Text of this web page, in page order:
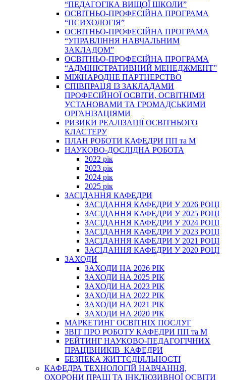
“ПЕДАГОГІКА ВИЩОЇ ШКОЛИ”
ОСВІТНЬО-ПРОФЕСІЙНА ПРОГРАМА
“ПСИХОЛОГІЯ”
ОСВІТНЬО-ПРОФЕСІЙНА ПРОГРАМА
“УПРАВЛІННЯ НАВЧАЛЬНИМ
ЗАКЛАДОМ”
ОСВІТНЬО-ПРОФЕСІЙНА ПРОГРАМА
“АДМІНІСТРАТИВНИЙ МЕНЕДЖМЕНТ”
МІЖНАРОДНЕ ПАРТНЕРСТВО
СПІВПРАЦЯ ІЗ ЗАКЛАДАМИ
ПРОФЕСІЙНОЇ ОСВІТИ, ОСВІТНІМИ
УСТАНОВАМИ ТА ГРОМАДСЬКИМИ
ОРГАНІЗАЦІЯМИ
РИЗИКИ РЕАЛІЗАЦІЇ ОСВІТНЬОГО
КЛАСТЕРУ
ПЛАН РОБОТИ КАФЕДРИ ПП та М
НАУКОВО-ДОСЛІДНА РОБОТА
2022 рік
2023 рік
2024 рік
2025 рік
ЗАСІДАННЯ КАФЕДРИ
ЗАСІДАННЯ КАФЕДРИ У 2026 РОЦІ
ЗАСІДАННЯ КАФЕДРИ У 2025 РОЦІ
ЗАСІДАННЯ КАФЕДРИ У 2024 РОЦІ
ЗАСІДАННЯ КАФЕДРИ У 2023 РОЦІ
ЗАСІДАННЯ КАФЕДРИ У 2021 РОЦІ
ЗАСІДАННЯ КАФЕДРИ У 2020 РОЦІ
ЗАХОДИ
ЗАХОДИ НА 2026 РІК
ЗАХОДИ НА 2025 РІК
ЗАХОДИ НА 2023 РІК
ЗАХОДИ НА 2022 РІК
ЗАХОДИ НА 2021 РІК
ЗАХОДИ НА 2020 РІК
МАРКЕТИНГ ОСВІТНІХ ПОСЛУГ
3BIT ПРО РОБОТУ КАФЕДРИ ПП та М
РЕЙТИНГ НАУКОВО-ПЕДАГОГІЧНИХ
ПРАЦІВНИКІВ КАФЕДРИ
БЕЗПЕКА ЖИТТЄДІЯЛЬНОСТІ
КАФЕДРА ТЕХНОЛОГІЙ НАВЧАННЯ,
ОХОРОНИ ПРАЦІ ТА ІНКЛЮЗИВНОЇ ОСВІТИ